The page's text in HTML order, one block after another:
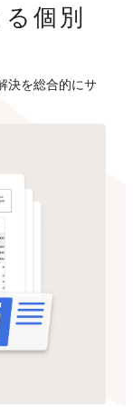
個別
決を総合的にサ